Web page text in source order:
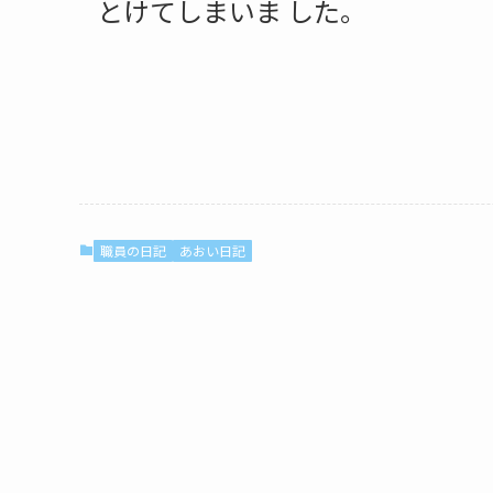
とけてしまいま した。
職員の日記 あおい日記